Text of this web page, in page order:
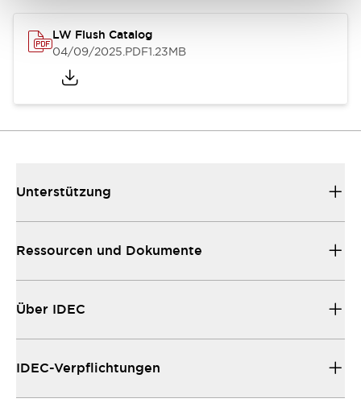
LW Flush Catalog
04/09/2025.PDF1.23MB
Unterstützung
Ressourcen und Dokumente
Über IDEC
IDEC-Verpflichtungen